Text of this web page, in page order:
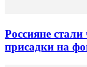
Россияне
присадки на